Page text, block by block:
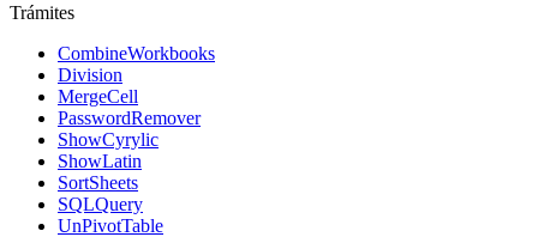
Trámites
CombineWorkbooks
Division
MergeCell
PasswordRemover
ShowCyrylic
ShowLatin
SortSheets
SQLQuery
UnPivotTable